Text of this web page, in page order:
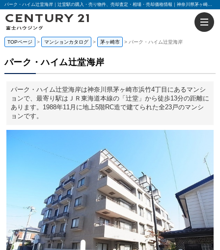
パーク・ハイム辻堂海岸｜辻堂駅の購入・売り物件、売却査定・相場・売却価格情報｜神奈川県茅ヶ崎市浜竹4丁目のマンション情報｜センチュリー21富士ハウジング
TOPページ マンションカタログ 茅ヶ崎市 パーク・ハイム辻堂海岸
パーク・ハイム辻堂海岸
パーク・ハイム辻堂海岸は神奈川県茅ヶ崎市浜竹4丁目にあるマンシ
ョンで、最寄り駅はＪＲ東海道本線の「辻堂」から徒歩13分の距離に
あります。1988年11月に地上5階RC造で建てられた全23戸のマンシ
ョンです。